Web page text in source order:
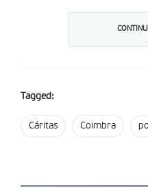
até ao próximo dia 28 de
Tagged:
Cáritas Coimbra